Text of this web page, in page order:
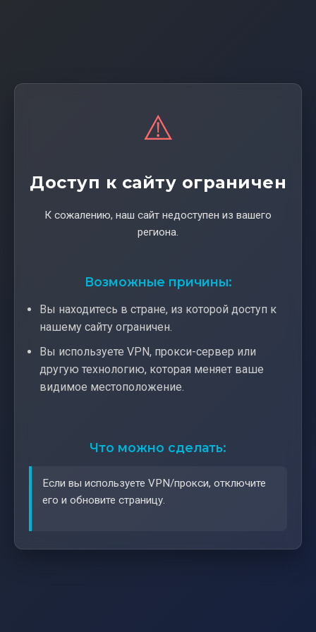
⚠️
Доступ к сайту ограничен
К сожалению, наш сайт недоступен из вашего
региона.
Возможные причины:
Вы находитесь в стране, из которой доступ к
нашему сайту ограничен.
Вы используете VPN, прокси-сервер или
другую технологию, которая меняет ваше
видимое местоположение.
Что можно сделать:
Если вы используете VPN/прокси, отключите
его и обновите страницу.